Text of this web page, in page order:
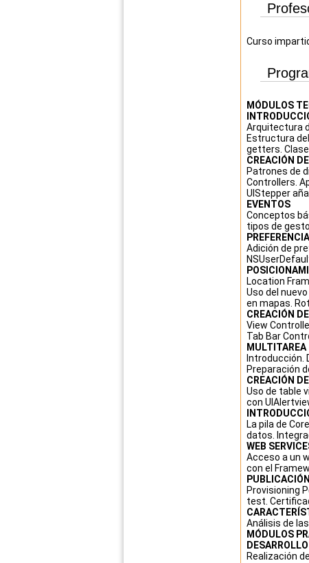
Curso
MÓDULOS
Arquitectura
Estructura
getters.
CREACIÓN
Patrones de
Controllers.
UIStepper
EVENTOS
Conceptos
tipos de
Adición de
Location
Uso del
en mapas.
CREACIÓN
View
Tab Bar
MULTITAREA
Introducción.
Preparación
CREACIÓN
Uso de table
con
La pila de
datos.
WEB
Acceso a un
con el
Provisioning
test.
Análisis de
MÓDULOS
Realización